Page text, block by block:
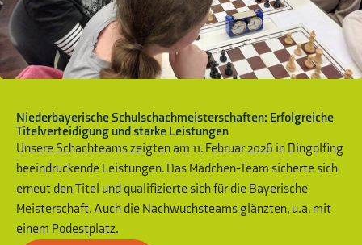
Niederbayerische Schulschachmeisterschaften: Erfolgreiche
Titelverteidigung und starke Leistungen
Unsere Schachteams zeigten am 11. Februar 2026 in Dingolfing
beeindruckende Leistungen. Das Mädchen-Team sicherte sich
erneut den Titel und qualifizierte sich für die Bayerische
Meisterschaft. Auch die Nachwuchsteams glänzten, u.a. mit
einem Podestplatz.